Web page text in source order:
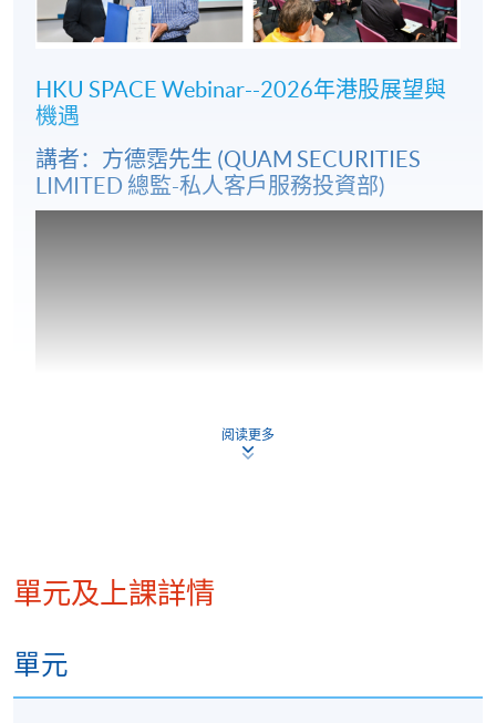
HKU SPACE Webinar--2026年港股展望與
機遇
講者：方德霑先生 (QUAM SECURITIES
LIMITED 總監-私人客戶服務投資部)
阅读更多
單元及上課詳情
單元